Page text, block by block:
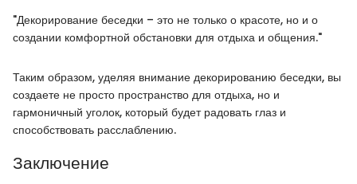
"Декорирование беседки – это не только о красоте, но и о
создании комфортной обстановки для отдыха и общения."
Таким образом, уделяя внимание декорированию беседки, вы
создаете не просто пространство для отдыха, но и
гармоничный уголок, который будет радовать глаз и
способствовать расслаблению.
Заключение